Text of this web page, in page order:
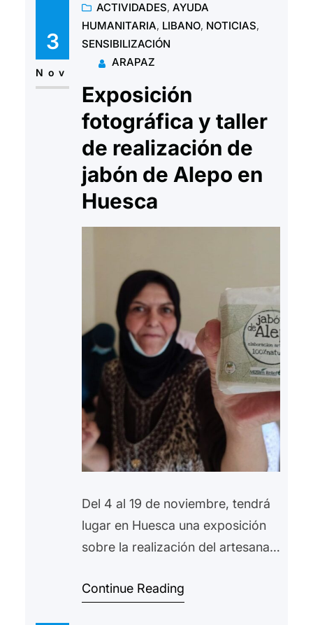
de Alepo. Este jabón, con
múltiples propiedades, se
desarrolla en la ciudad Siria de
3
Nov
ACTIVIDADES, AYUDA
HUMANITARIA, LIBANO, NOTICIAS
SENSIBILIZACIÓN
ARAPAZ
Exposición
fotográfica y taller
de realización de
jabón de Alepo en
Huesca
Del 4 al 19 de noviembre, tendrá
lugar en Huesca una exposición
sobre la realización del artesanal
múltiples propiedades, se
Continue Reading